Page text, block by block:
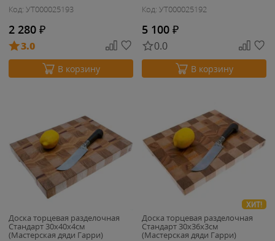
Код: УТ000025193
2 280 ₽
3.0
В корзину
Код: УТ000025192
5 100 ₽
0.0
В корзину
Доска торцевая разделочная
Стандарт 30х40х4см
(Мастерская дяди Гарри)
ХИТ!
Доска торцевая разделочная
Стандарт 30х36х3см
(Мастерская дяди Гарри)